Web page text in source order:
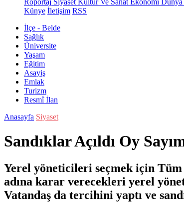
Röportaj Siyaset Kültür Ve Sanat Ekonomi Dünya
Künye İletişim RSS
İlçe - Belde
Sağlık
Üniversite
Yaşam
Eğitim
Asayiş
Emlak
Turizm
Resmî İlan
Anasayfa Siyaset
Sandıklar Açıldı Oy
Yerel yöneticileri seçmek için
adına karar verecekleri yerel
Vatandaş da tercihini yaptı ve